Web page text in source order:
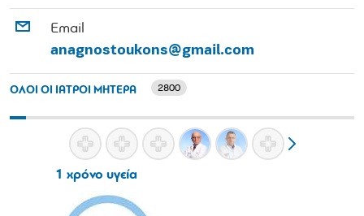
Email
anagnostoukons@gmail.com
ΟΛΟΙ ΟΙ ΙΑΤΡΟΙ ΜΗΤΕΡΑ 2800
1 χρόνο υγεία